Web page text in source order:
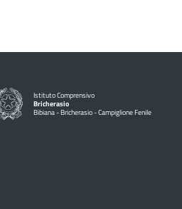
Istituto Comprensivo
Bricherasio
Bibiana - Bricherasio - Campiglione Fenile